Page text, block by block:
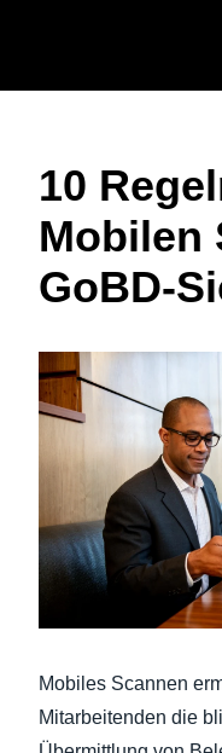
10
Mobilen
GoBD-
Mobiles Scannen
Mitarbeitenden die